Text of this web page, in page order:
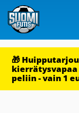
🎁
kierrätysvapaa
peliin - vain 1